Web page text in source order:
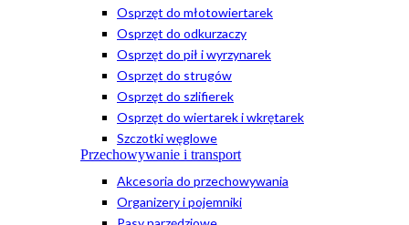
Osprzęt do młotowiertarek
Osprzęt do odkurzaczy
Osprzęt do pił i wyrzynarek
Osprzęt do strugów
Osprzęt do szlifierek
Osprzęt do wiertarek i wkrętarek
Szczotki węglowe
Przechowywanie i transport
Akcesoria do przechowywania
Organizery i pojemniki